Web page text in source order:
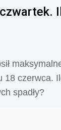
18 czerwca.
spadły?